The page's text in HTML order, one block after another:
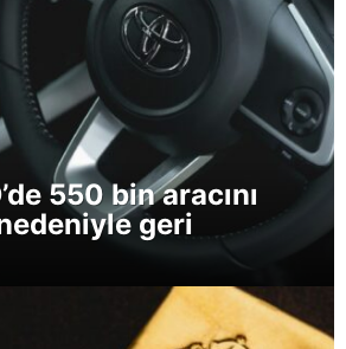
550 bin aracını
geri